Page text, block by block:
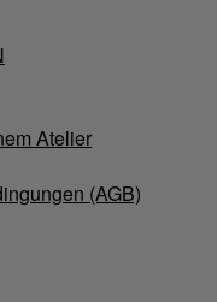
Atelier
(AGB)